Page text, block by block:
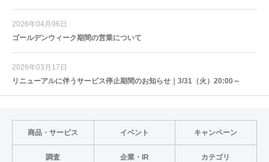
2026年04月06日
ゴールデンウィーク期間の営業について
2026年03月17日
リニューアルに伴うサービス停止期間のお知らせ｜3/31（火）20:00～
商品・サービス イベント キャンペーン
調査 企業・IR カテゴリ